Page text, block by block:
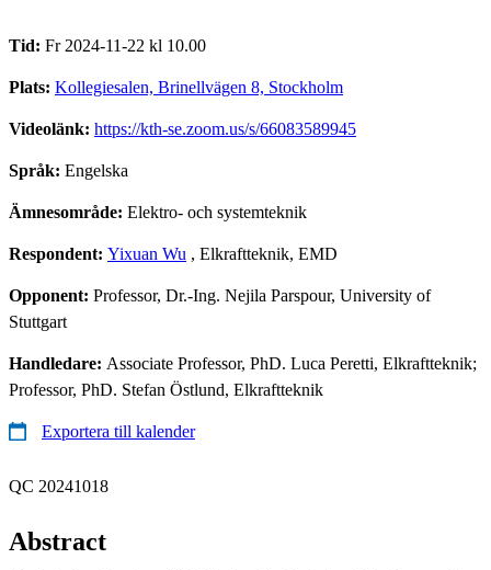
Tid: Fr 2024-11-22 kl 10.00
Plats: Kollegiesalen, Brinellvägen 8, Stockholm
Videolänk: https://kth-se.zoom.us/s/66083589945
Språk: Engelska
Ämnesområde: Elektro- och systemteknik
Respondent: Yixuan Wu , Elkraftteknik, EMD
Opponent: Professor, Dr.-Ing. Nejila Parspour, University of
Stuttgart
Handledare: Associate Professor, PhD. Luca Peretti, Elkraftteknik;
Professor, PhD. Stefan Östlund, Elkraftteknik
Exportera till kalender
QC 20241018
Abstract